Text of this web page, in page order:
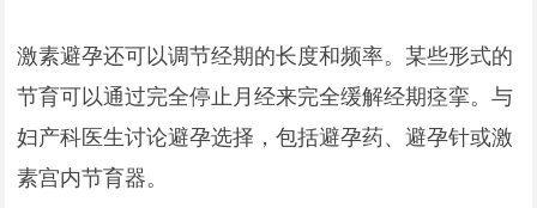
激素避孕还可以调节经期的长度和频率。某些形式的
节育可以通过完全停止月经来完全缓解经期痉挛。与
妇产科医生讨论避孕选择，包括避孕药、避孕针或激
素宫内节育器。